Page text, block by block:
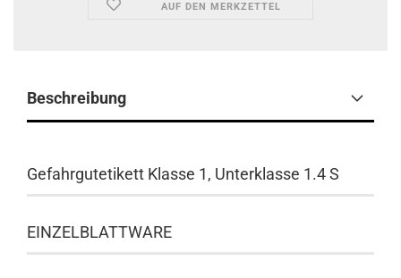
AUF DEN MERKZETTEL
Beschreibung
Gefahrgutetikett Klasse 1, Unterklasse 1.4 S
​EINZELBLATTWARE